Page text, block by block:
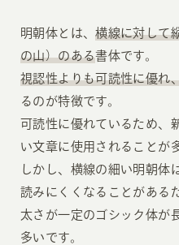
明朝体とは、横線に対して
の山）のある書体です。
視認性よりも可読性に優れ
るのが特徴です。
可読性に優れているため、
い文章に使用されることが
しかし、横線の細い明朝体
読みにくくなることがある
太さが一定のゴシック体が
多いです。